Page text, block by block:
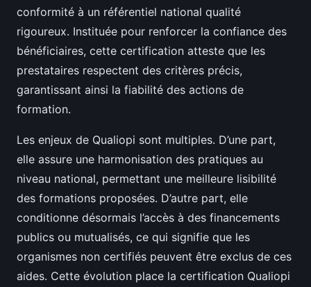
conformité à un référentiel national qualité
rigoureux. Instituée pour renforcer la confiance des
bénéficiaires, cette certification atteste que les
prestataires respectent des critères précis,
garantissant ainsi la fiabilité des actions de
formation.
Les enjeux de Qualiopi sont multiples. D’une part,
elle assure une harmonisation des pratiques au
niveau national, permettant une meilleure lisibilité
des formations proposées. D’autre part, elle
conditionne désormais l’accès à des financements
publics ou mutualisés, ce qui signifie que les
organismes non certifiés peuvent être exclus de ces
aides. Cette évolution place la certification Qualiopi